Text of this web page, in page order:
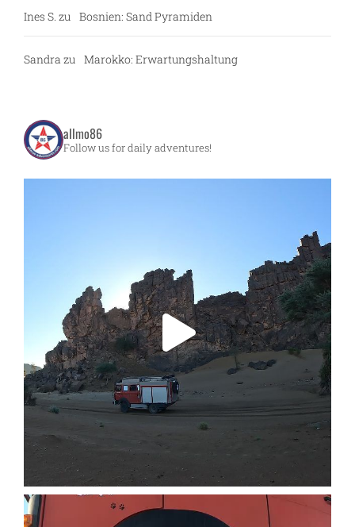
Ines S. zu Bosnien: Sand Pyramiden
Sandra zu Marokko: Erwartungshaltung
allmo86
Follow us for daily adventures!